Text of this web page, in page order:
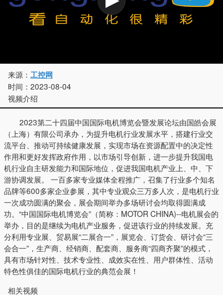
来源： 工控网
时间： 2023-08-04
视频介绍
2023第二十四届中国国际电机博览会暨发展论坛由国皓会展
（上海）有限公司承办，为提升电机行业发展水平，搭建行业交
流平台、推动可持续健康发展，实现市场在资源配置中的决定性
作用和更好发挥政府作用，以市场引导创新，进一步提升我国电
机行业自主研发能力和国际地位，促进我国电机产业上、中、下
游协调发展。 一百多家专业媒体全程推广，召集了行业多个知名
品牌等600多家企业参展，其中专业观众三万多人次，是电机行业
一次成功圆满的聚会，展会期间举办多场研讨会均取得圆满成
功。“中国国际电机博览会”（简称：MOTOR CHINA)--电机展会的
举办，目的是继续为电机产业服务，促进该行业的持续发展。充
分利用专业展、贸易展“二展合一”，展览会、订货会、研讨会“三
会合一”，生产商、经销商、配套商、服务商“四商齐聚”的模式，
具有市场针对性、技术专业性、成效实在性、用户群体性、活动
特色性俱佳的国际电机行业的典范会展！
相关视频